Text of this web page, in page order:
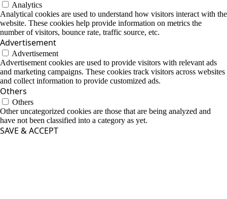
Analytics
Analytical cookies are used to understand how visitors interact with the
website. These cookies help provide information on metrics the
number of visitors, bounce rate, traffic source, etc.
Advertisement
Advertisement
Advertisement cookies are used to provide visitors with relevant ads
and marketing campaigns. These cookies track visitors across websites
and collect information to provide customized ads.
Others
Others
Other uncategorized cookies are those that are being analyzed and
have not been classified into a category as yet.
SAVE & ACCEPT